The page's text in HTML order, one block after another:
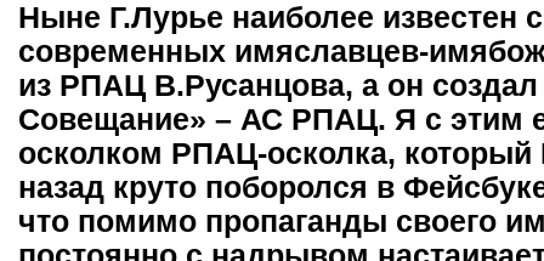
Ныне Г.Лурье наиболее известен
современных имяславцев-
из РПАЦ В.Русанцова, а он
Совещание» – АС РПАЦ. Я с этим
осколком РПАЦ-осколка,
назад круто поборолся в
что помимо пропаганды своего